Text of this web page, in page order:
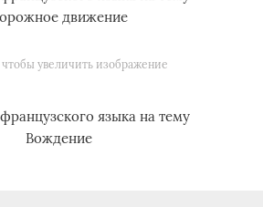
увеличить изображение